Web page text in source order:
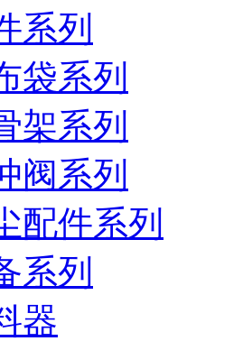
系列
袋系列
架系列
阀系列
配件系列
系列
器